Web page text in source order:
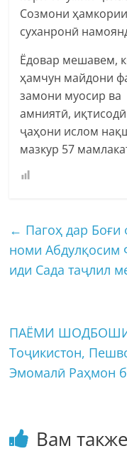
Созмони
суханронӣ
Ёдовар мешавем,
ҳамчун майдони
замони муосир ва
амниятӣ,
ҷаҳони ислом
мазкур 57
← Пагоҳ дар Боғи
номи
иди Сада таҷлил
ПАЁМИ
Тоҷикистон,
Эмомалӣ Раҳмон
Вам